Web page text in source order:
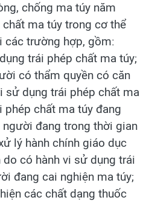
chống ma túy năm
ma túy trong cơ thể
trường hợp, gồm:
trái phép chất ma túy;
có thẩm quyền có căn
sử dụng trái phép chất ma
chất ma túy đang
đang trong thời gian
lý hành chính giáo dục
có hành vi sử dụng trái
đang cai nghiện ma túy;
các chất dạng thuốc